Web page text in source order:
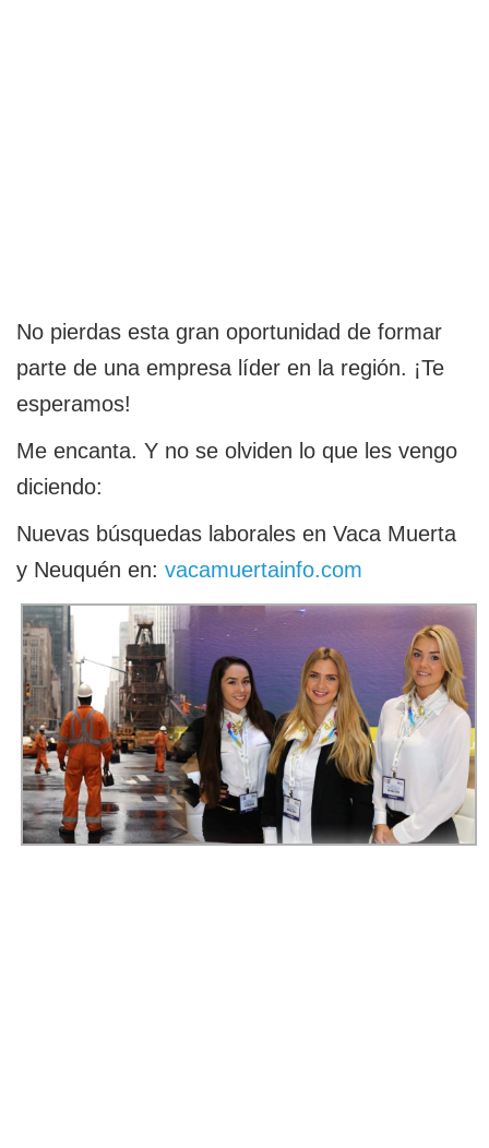
No pierdas esta gran oportunidad de formar
parte de una empresa líder en la región. ¡Te
esperamos!
Me encanta. Y no se olviden lo que les vengo
diciendo:
Nuevas búsquedas laborales en Vaca Muerta
y Neuquén en: vacamuertainfo.com